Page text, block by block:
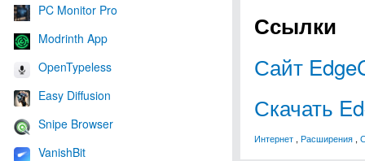
PC Monitor Pro
Modrinth App
OpenTypeless
Easy Diffusion
Snipe Browser
VanishBit
Ссылки
Сайт
Скачать
Интернет , Расширения ,